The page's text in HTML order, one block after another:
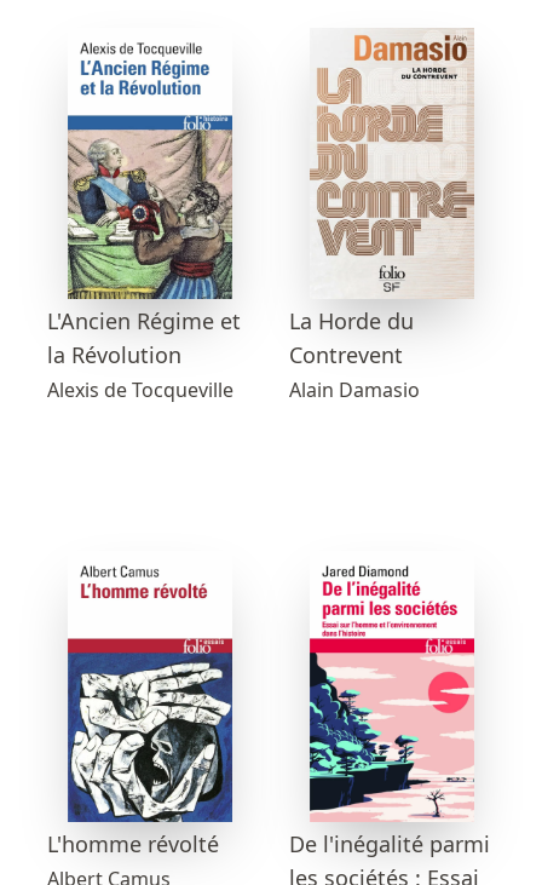
L'Ancien Régime et
la Révolution
Alexis de Tocqueville
La Horde du
Contrevent
Alain Damasio
L'homme révolté
Albert Camus
De l'inégalité parmi
les sociétés : Essai